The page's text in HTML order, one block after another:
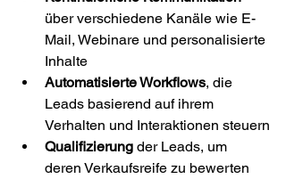
über verschiedene Kanäle wie E-
Mail, Webinare und personalisierte
Inhalte
Automatisierte Workflows, die
Leads basierend auf ihrem
Verhalten und Interaktionen steuern
Qualifizierung der Leads, um
deren Verkaufsreife zu bewerten